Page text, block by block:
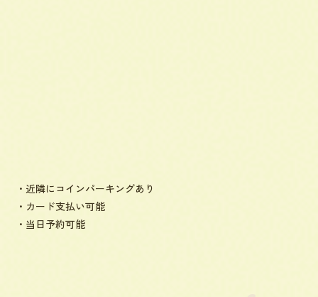
・近隣にコインパーキングあり
・カード支払い可能
・当日予約可能